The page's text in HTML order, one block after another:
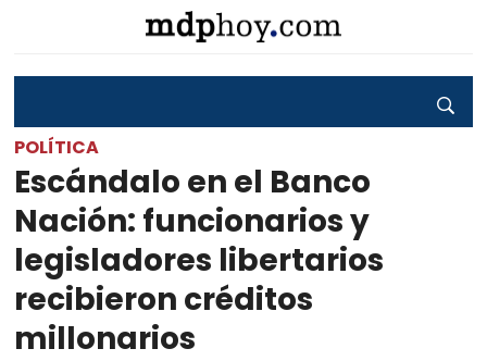
POLÍTICA
Escándalo en el Banco
Nación: funcionarios y
legisladores libertarios
recibieron créditos
millonarios